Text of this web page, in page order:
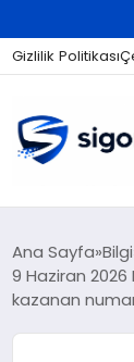
Gizlilik Politikası
SIGORTA
Ana Sayfa Bilgi
9 Haziran 2026
kazanan